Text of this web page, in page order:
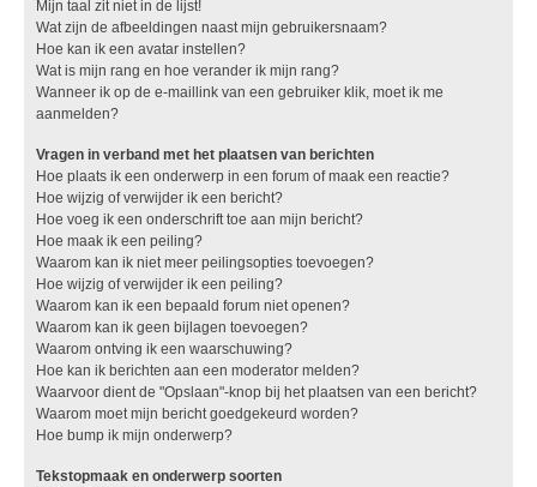
Mijn taal zit niet in de lijst!
Wat zijn de afbeeldingen naast mijn gebruikersnaam?
Hoe kan ik een avatar instellen?
Wat is mijn rang en hoe verander ik mijn rang?
Wanneer ik op de e-maillink van een gebruiker klik, moet ik me
aanmelden?
Vragen in verband met het plaatsen van berichten
Hoe plaats ik een onderwerp in een forum of maak een reactie?
Hoe wijzig of verwijder ik een bericht?
Hoe voeg ik een onderschrift toe aan mijn bericht?
Hoe maak ik een peiling?
Waarom kan ik niet meer peilingsopties toevoegen?
Hoe wijzig of verwijder ik een peiling?
Waarom kan ik een bepaald forum niet openen?
Waarom kan ik geen bijlagen toevoegen?
Waarom ontving ik een waarschuwing?
Hoe kan ik berichten aan een moderator melden?
Waarvoor dient de "Opslaan"-knop bij het plaatsen van een bericht?
Waarom moet mijn bericht goedgekeurd worden?
Hoe bump ik mijn onderwerp?
Tekstopmaak en onderwerp soorten